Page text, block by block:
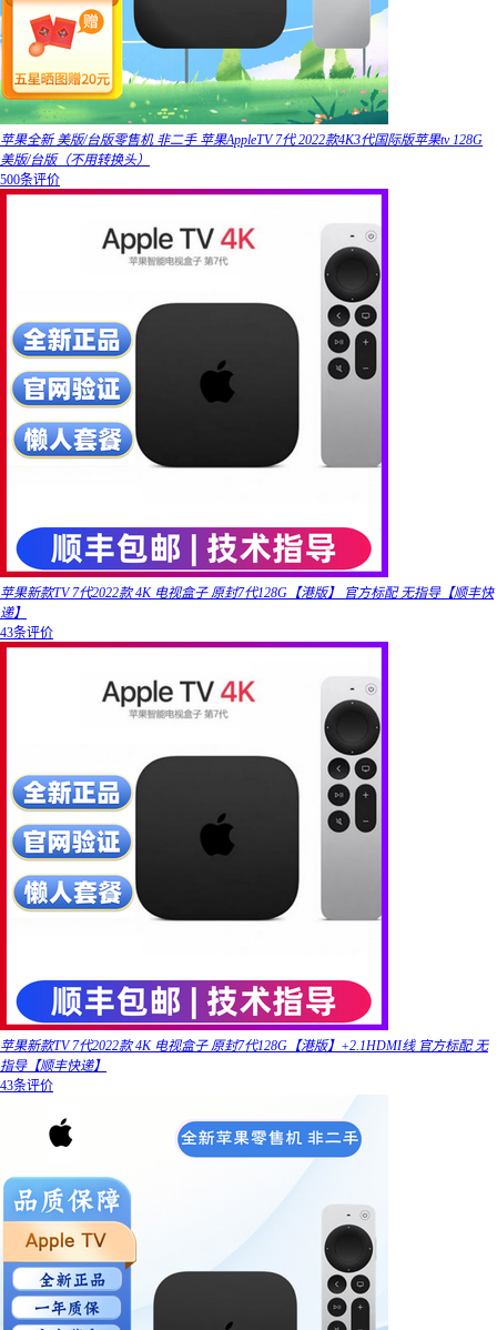
苹果全新 美版/台版零售机 非二手 苹果AppleTV 7代 2022款4K3代国际版苹果tv 128G
美版/台版（不用转换头）
500条评价
苹果新款TV 7代2022款 4K 电视盒子 原封7代128G【港版】 官方标配 无指导【顺丰快
递】
43条评价
苹果新款TV 7代2022款 4K 电视盒子 原封7代128G【港版】+2.1HDMI线 官方标配 无
指导【顺丰快递】
43条评价